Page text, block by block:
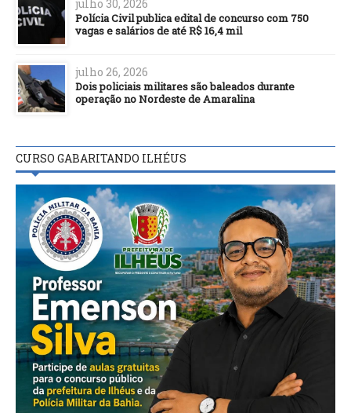
julho 30, 2026
Polícia Civil publica edital de concurso com 750
vagas e salários de até R$ 16,4 mil
julho 26, 2026
Dois policiais militares são baleados durante
operação no Nordeste de Amaralina
CURSO GABARITANDO ILHÉUS